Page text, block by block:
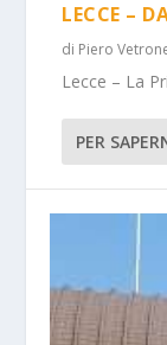
LECCE –
di Piero
Lecce – La
PER